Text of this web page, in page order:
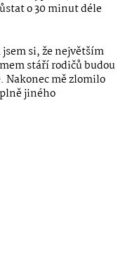
o 30 minut déle
si, že největším
stáří rodičů budou
Nakonec mě zlomilo
jiného